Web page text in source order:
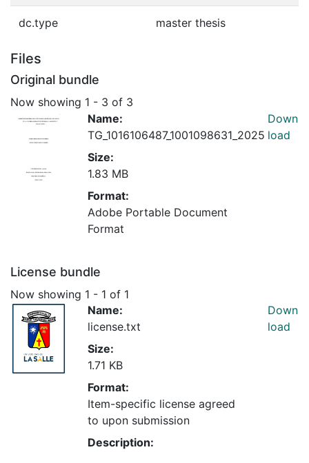
dc.type master thesis
Files
Original bundle
Now showing 1 - 3 of 3
Name:
TG_1016106487_1001098631_2025
Size:
1.83 MB
Format:
Adobe Portable Document
Format
Down
load
License bundle
Now showing 1 - 1 of 1
Name:
license.txt
Size:
1.71 KB
Format:
Item-specific license agreed
to upon submission
Description:
Down
load